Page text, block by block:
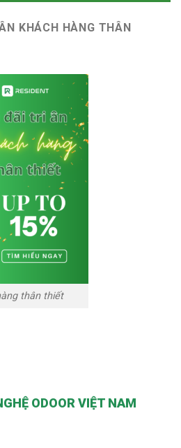
KHÁCH HÀNG THÂN
thân thiết
ODOOR VIỆT NAM